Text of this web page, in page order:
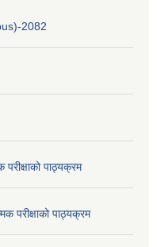
2082
पाठ्यक्रम
परीक्षाको पाठ्यक्रम